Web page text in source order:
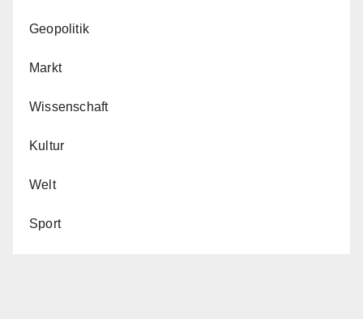
Geopolitik
Markt
Wissenschaft
Kultur
Welt
Sport